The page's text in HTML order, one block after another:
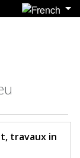
travaux in